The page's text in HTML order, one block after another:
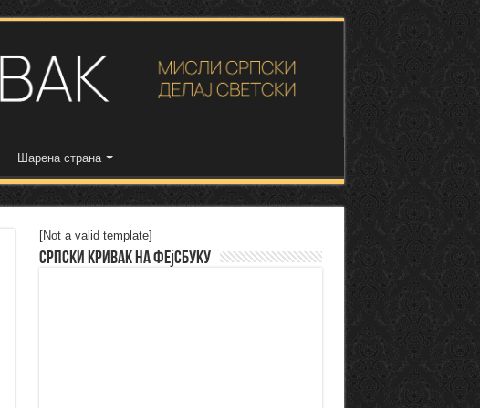
Шарена страна
[Not a valid template]
Српски Кривак на Фејсбуку